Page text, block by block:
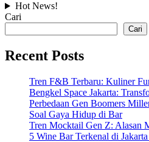
Hot News!
Cari
Cari
Recent Posts
Tren F&B Terbaru: Kuliner
Bengkel Space Jakarta:
Perbedaan Gen Boomers
Soal Gaya Hidup di Bar
Tren Mocktail Gen Z: Alasan
5 Wine Bar Terkenal di